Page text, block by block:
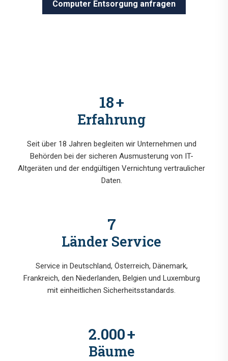
Computer Entsorgung anfragen
18+
Erfahrung
Seit über 18 Jahren begleiten wir Unternehmen und
Behörden bei der sicheren Ausmusterung von IT-
Altgeräten und der endgültigen Vernichtung vertraulicher
Daten.
7
Länder Service
Service in Deutschland, Österreich, Dänemark,
Frankreich, den Niederlanden, Belgien und Luxemburg
mit einheitlichen Sicherheitsstandards.
2.000+
Bäume